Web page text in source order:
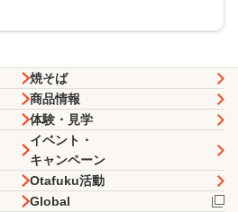
焼そば
商品情報
体験・見学
イベント・
キャンペーン
Otafuku活動
Global